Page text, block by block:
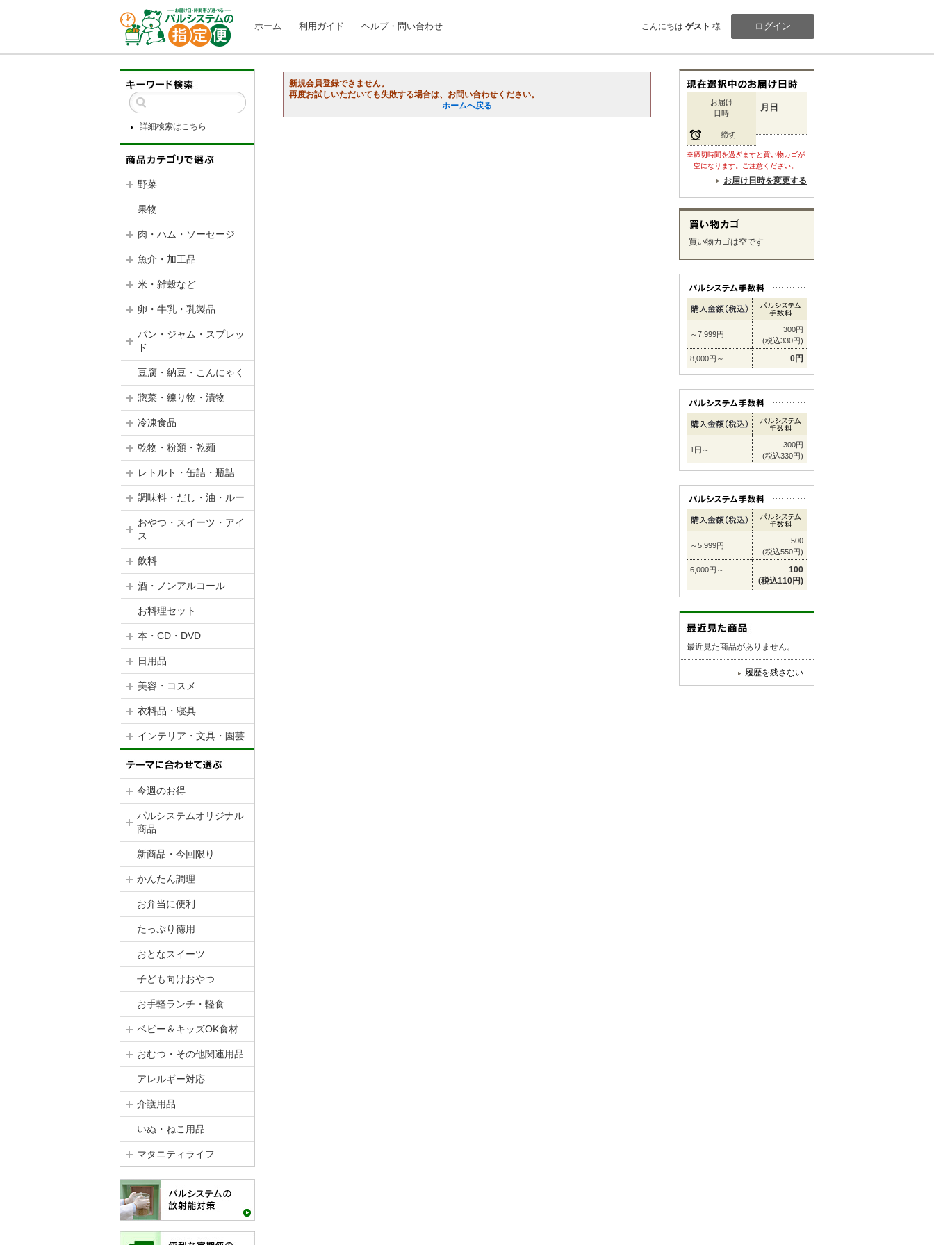
ログイン
こんにちは ゲスト 様
ホーム 利用ガイド ヘルプ・問い合わせ
新規会員登録できません。
再度お試しいただいても失敗する場合は、お問い合わせください。
ホームへ戻る
詳細検索はこちら
野菜
果物
肉・ハム・ソーセージ
魚介・加工品
米・雑穀など
卵・牛乳・乳製品
パン・ジャム・スプレッ
ド
豆腐・納豆・こんにゃく
惣菜・練り物・漬物
冷凍食品
乾物・粉類・乾麺
レトルト・缶詰・瓶詰
調味料・だし・油・ルー
おやつ・スイーツ・アイ
ス
飲料
酒・ノンアルコール
お料理セット
本・CD・DVD
日用品
美容・コスメ
衣料品・寝具
インテリア・文具・園芸
今週のお得
パルシステムオリジナル
商品
新商品・今回限り
かんたん調理
お弁当に便利
たっぷり徳用
おとなスイーツ
子ども向けおやつ
お手軽ランチ・軽食
ベビー＆キッズOK食材
おむつ・その他関連用品
アレルギー対応
介護用品
いぬ・ねこ用品
マタニティライフ
お届け
日時
月日
締切
※締切時間を過ぎますと買い物カゴが
空になります。ご注意ください。
お届け日時を変更する
買い物カゴは空です
～7,999円
300円
(税込330円)
8,000円～ 0円
1円～
300円
(税込330円)
～5,999円
500
(税込550円)
6,000円～
100
(税込110円)
最近見た商品がありません。
履歴を残さない